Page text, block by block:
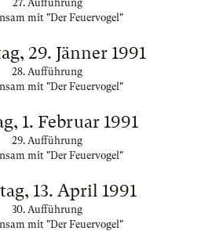
27. Aufführung
mit "Der Feuervogel"
29. Jänner 1991
28. Aufführung
mit "Der Feuervogel"
1. Februar 1991
29. Aufführung
mit "Der Feuervogel"
13. April 1991
30. Aufführung
mit "Der Feuervogel"